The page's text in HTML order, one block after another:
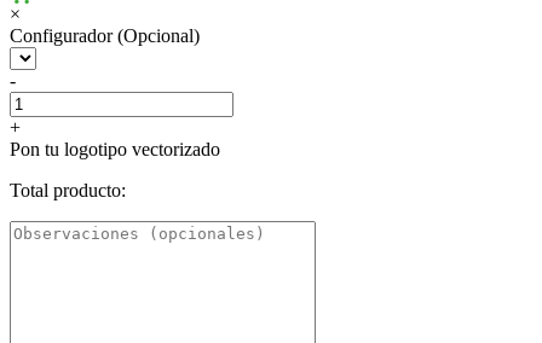
×
Configurador (Opcional)
-
+
Pon tu logotipo vectorizado
Total producto: